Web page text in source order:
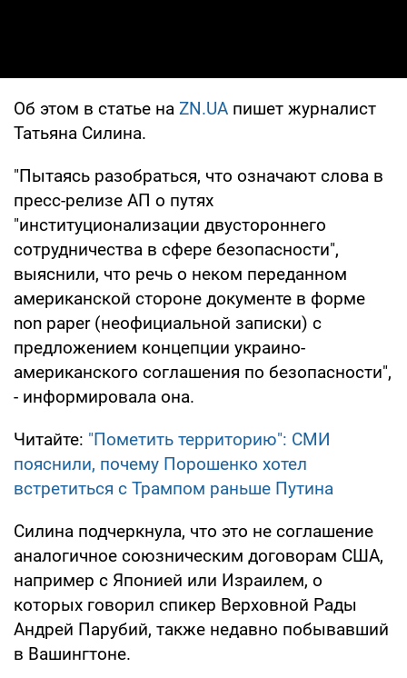
Об этом в статье на ZN.UA пишет журналист
Татьяна Силина.
"Пытаясь разобраться, что означают слова в
пресс-релизе АП о путях
"институционализации двустороннего
сотрудничества в сфере безопасности",
выяснили, что речь о неком переданном
американской стороне документе в форме
non paper (неофициальной записки) с
предложением концепции украино-
американского соглашения по безопасности",
- информировала она.
Читайте: "Пометить территорию": СМИ
пояснили, почему Порошенко хотел
встретиться с Трампом раньше Путина
Силина подчеркнула, что это не соглашение
аналогичное союзническим договорам США,
например с Японией или Израилем, о
которых говорил спикер Верховной Рады
Андрей Парубий, также недавно побывавший
в Вашингтоне.